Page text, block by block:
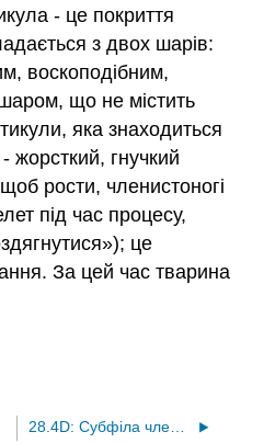
- це покриття
з двох шарів:
воскоподібним,
що не містить
яка знаходиться
жорсткий, гнучкий
рости, членистоногі
під час процесу,
це
За цей час тварина
28.4D: Субфіла членистоногих